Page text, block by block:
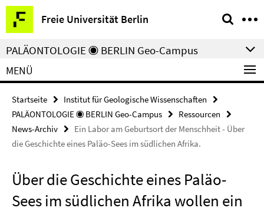
Springe
direkt
zu
Inhalt
Freie Universität Berlin
Service-
Navigation
PALÄONTOLOGIE ◉ BERLIN Geo-Campus
MENÜ
Startseite
Institut für Geologische Wissenschaften
PALÄONTOLOGIE ◉ BERLIN Geo-Campus
Ressourcen
News-Archiv
Ein Labor am Geburtsort der Menschheit - Über
die Geschichte eines Paläo-Sees im südlichen Afrika.
Über die Geschichte eines Paläo-
Sees im südlichen Afrika wollen ein